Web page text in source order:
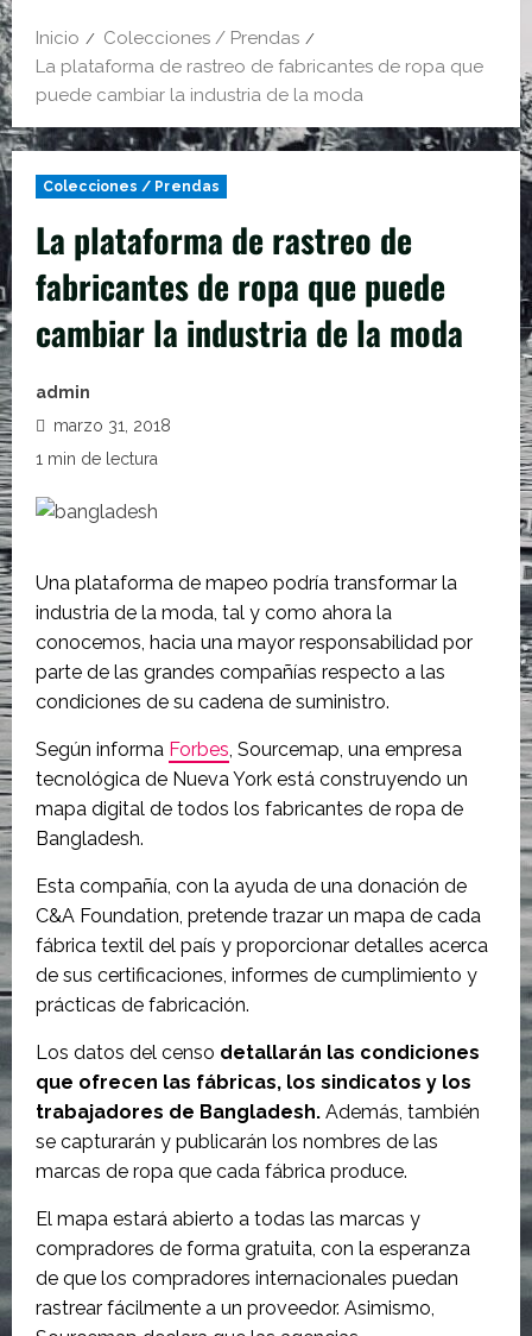
Inicio
Colecciones / Prendas
La plataforma de rastreo de fabricantes de ropa que
puede cambiar la industria de la moda
Colecciones / Prendas
La plataforma de rastreo de
fabricantes de ropa que puede
cambiar la industria de la moda
admin
marzo 31, 2018
1 min de lectura
Una plataforma de mapeo podría transformar la
industria de la moda, tal y como ahora la
conocemos, hacia una mayor responsabilidad por
parte de las grandes compañías respecto a las
condiciones de su cadena de suministro.
Según informa Forbes, Sourcemap, una empresa
tecnológica de Nueva York está construyendo un
mapa digital de todos los fabricantes de ropa de
Bangladesh.
Esta compañía, con la ayuda de una donación de
C&A Foundation, pretende trazar un mapa de cada
fábrica textil del país y proporcionar detalles acerca
de sus certificaciones, informes de cumplimiento y
prácticas de fabricación.
Los datos del censo detallarán las condiciones
que ofrecen las fábricas, los sindicatos y los
trabajadores de Bangladesh. Además, también
se capturarán y publicarán los nombres de las
marcas de ropa que cada fábrica produce.
El mapa estará abierto a todas las marcas y
compradores de forma gratuita, con la esperanza
de que los compradores internacionales puedan
rastrear fácilmente a un proveedor. Asimismo,